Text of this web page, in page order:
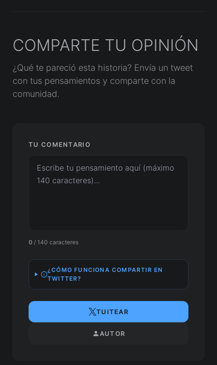
COMPARTE TU OPINIÓN
¿Qué te pareció esta historia? Envía un tweet
con tus pensamientos y comparte con la
comunidad.
TU COMENTARIO
0 / 140 caracteres
¿CÓMO FUNCIONA COMPARTIR EN
TWITTER?
TUITEAR
AUTOR